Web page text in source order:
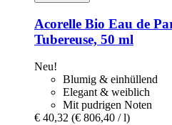
Acorelle Bio Eau de
Tubereuse, 50 ml
Neu!
Blumig & einhüllend
Elegant & weiblich
Mit pudrigen Noten
€ 40,32 (€ 806,40 / l)